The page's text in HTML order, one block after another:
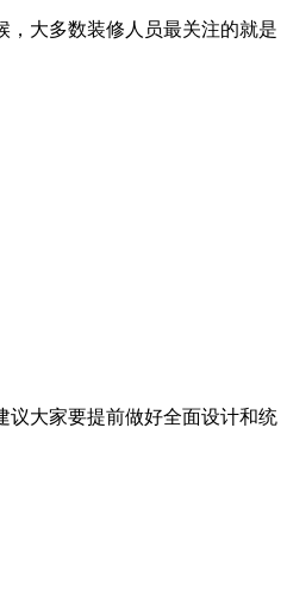
，大多数装修人员最关注的就是
议大家要提前做好全面设计和统